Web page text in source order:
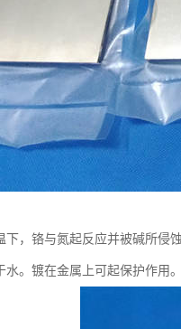
下，铬与氮起反应并被碱所侵
水。镀在金属上可起保护作用。